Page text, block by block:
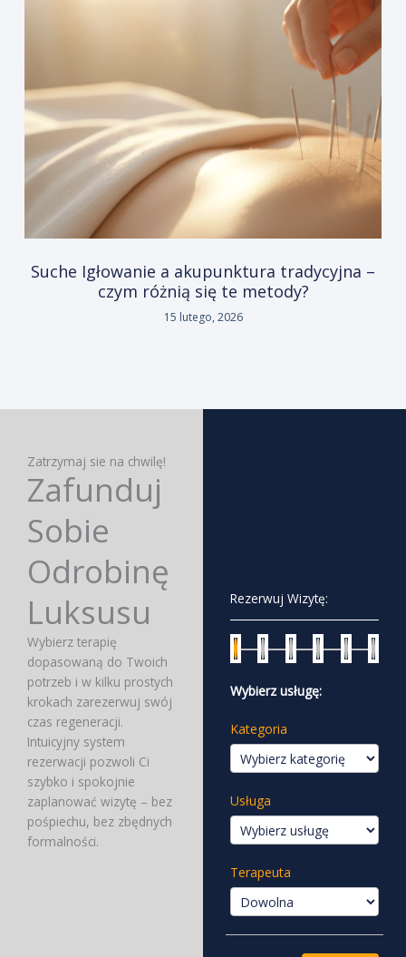
Suche Igłowanie a akupunktura tradycyjna –
czym różnią się te metody?
15 lutego, 2026
Zatrzymaj sie na chwilę!
Zafunduj
Sobie
Odrobinę
Luksusu
Wybierz terapię
dopasowaną do Twoich
potrzeb i w kilku prostych
krokach zarezerwuj swój
czas regeneracji.
Intuicyjny system
rezerwacji pozwoli Ci
szybko i spokojnie
zaplanować wizytę – bez
pośpiechu, bez zbędnych
formalności.
Rezerwuj Wizytę:
Wybierz usługę:
Kategoria
Usługa
Terapeuta